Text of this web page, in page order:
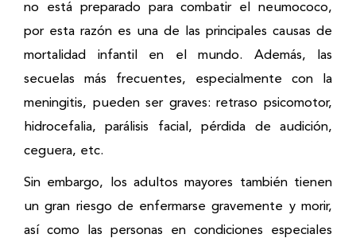
no está preparado para combatir el neumococo,
por esta razón es una de las principales causas de
mortalidad infantil en el mundo. Además, las
secuelas más frecuentes, especialmente con la
meningitis, pueden ser graves: retraso psicomotor,
hidrocefalia, parálisis facial, pérdida de audición,
ceguera, etc.
Sin embargo, los adultos mayores también tienen
un gran riesgo de enfermarse gravemente y morir,
así como las personas en condiciones especiales